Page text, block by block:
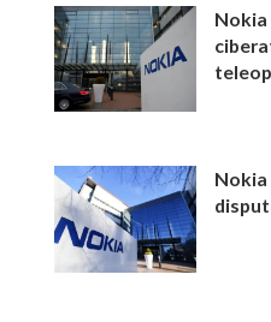
Nokia
Nokia